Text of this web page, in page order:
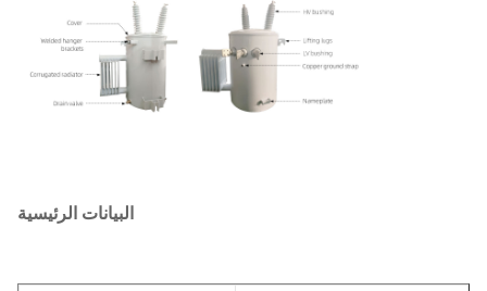
البيانات الرئيسية